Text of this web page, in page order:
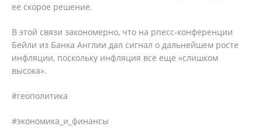
ее скорое решение.
В этой связи закономерно, что на рпесс-конференции
Бейли из Банка Англии дал сигнал о дальнейшем росте
инфляции, поскольку инфляция все еще «слишком
высока».
#геополитика
#экономика_и_финансы